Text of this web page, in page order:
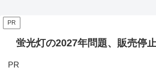
PR
蛍光灯の2027年問題、販売停
PR